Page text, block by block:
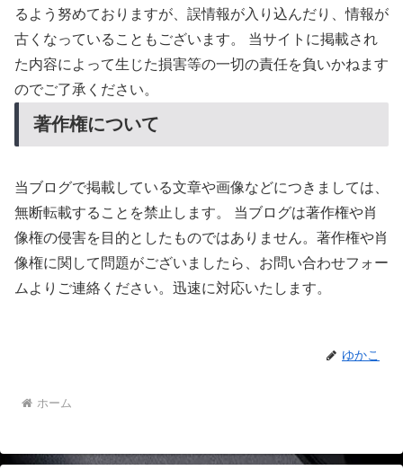
るよう努めておりますが、誤情報が入り込んだり、情報が
古くなっていることもございます。 当サイトに掲載され
た内容によって生じた損害等の一切の責任を負いかねます
のでご了承ください。
著作権について
当ブログで掲載している文章や画像などにつきましては、
無断転載することを禁止します。 当ブログは著作権や肖
像権の侵害を目的としたものではありません。著作権や肖
像権に関して問題がございましたら、お問い合わせフォー
ムよりご連絡ください。迅速に対応いたします。
ゆかこ
ホーム